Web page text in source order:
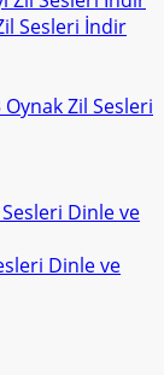
Sesleri İndir
Oynak Zil Sesleri
Dinle ve